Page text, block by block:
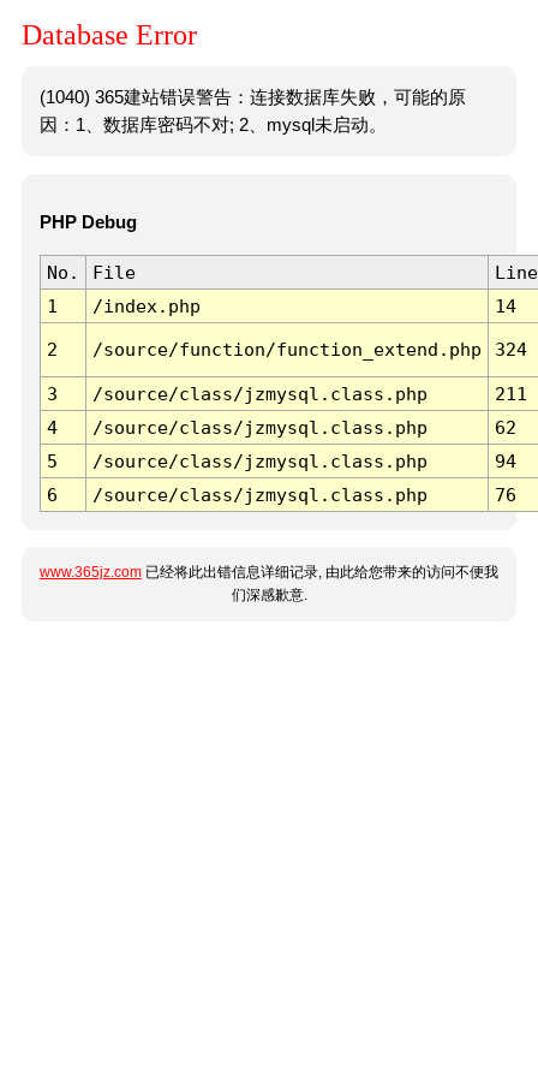
Database Error
(1040) 365建站错误警告：连接数据库失败，可能的原
因：1、数据库密码不对; 2、mysql未启动。
PHP Debug
No. File
Line
1
/index.php 14
2 /source/function/function_extend.php 324
3 /source/class/jzmysql.class.php
211
4
/source/class/jzmysql.class.php
62
5
/source/class/jzmysql.class.php
94
6
/source/class/jzmysql.class.php 76
www.365jz.com 已经将此出错信息详细记录, 由此给您带来的访问不便我
们深感歉意.